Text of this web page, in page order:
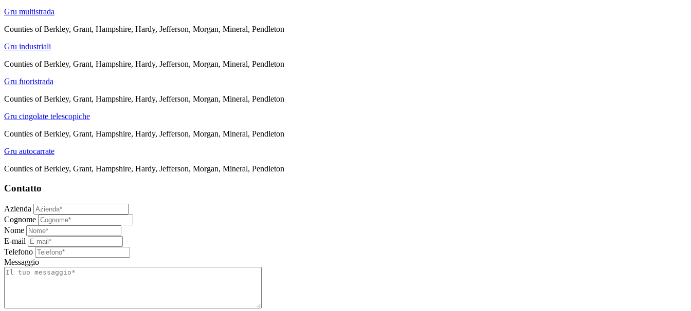
Gru multistrada
Counties of Berkley, Grant, Hampshire, Hardy, Jefferson, Morgan, Mineral, Pendleton
Gru industriali
Counties of Berkley, Grant, Hampshire, Hardy, Jefferson, Morgan, Mineral, Pendleton
Gru fuoristrada
Counties of Berkley, Grant, Hampshire, Hardy, Jefferson, Morgan, Mineral, Pendleton
Gru cingolate telescopiche
Counties of Berkley, Grant, Hampshire, Hardy, Jefferson, Morgan, Mineral, Pendleton
Gru autocarrate
Counties of Berkley, Grant, Hampshire, Hardy, Jefferson, Morgan, Mineral, Pendleton
Contatto
Azienda
Cognome
Nome
E-mail
Telefono
Messaggio